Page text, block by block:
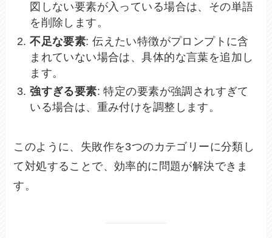
図しない要素が入っている場合は、その単語
を削除します。
不足な要素: 伝えたい特徴がプロンプトに含
まれていない場合は、具体的な言葉を追加し
ます。
強すぎる要素: 特定の要素が強調されすぎて
いる場合は、重み付けを調整します。
このように、失敗作を3つのカテゴリーに分類し
て対処することで、効率的に問題が解決できま
す。